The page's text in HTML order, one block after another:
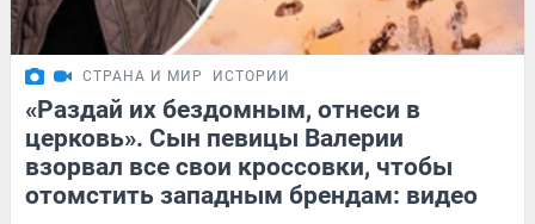
СТРАНА И МИР ИСТОРИИ
«Раздай их бездомным, отнеси в
церковь». Сын певицы Валерии
взорвал все свои кроссовки, чтобы
отомстить западным брендам: видео